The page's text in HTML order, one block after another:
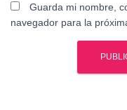
Guarda mi nombre,
navegador para la